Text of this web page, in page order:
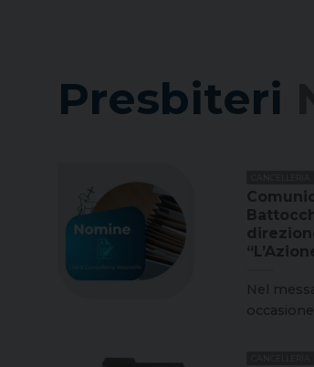
Presbiteri
Nel